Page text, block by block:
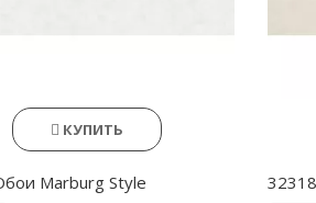
КУПИТЬ
Marburg Style